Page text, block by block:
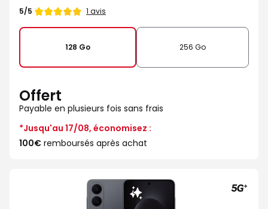
Note
5/5 1 avis
128 Go 256 Go
Offert
Payable en plusieurs fois sans frais
*Jusqu'au 17/08, économisez :
100€ remboursés après achat